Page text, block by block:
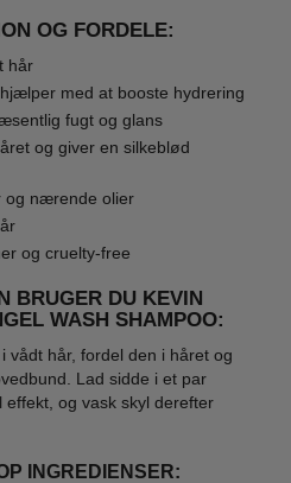
OG FORDELE:
hår
med at booste hydrering
fugt og glans
og giver en silkeblød
og nærende olier
og cruelty-free
BRUGER DU KEVIN
WASH SHAMPOO:
vådt hår, fordel den i håret og
Lad sidde i et par
og vask skyl derefter
INGREDIENSER: